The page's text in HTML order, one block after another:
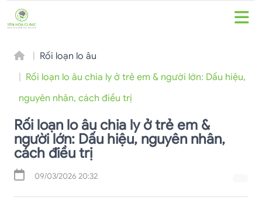
Rối loạn lo âu
Rối loạn lo âu chia ly ở trẻ em & người lớn: Dấu hiệu,
nguyên nhân, cách điều trị
Rối loạn lo âu chia ly ở trẻ em &
người lớn: Dấu hiệu, nguyên nhân,
cách điều trị
09/03/2026 20:32